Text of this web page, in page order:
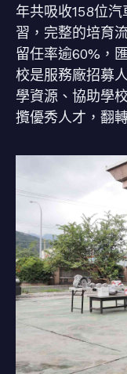
年共吸收158位
習，完整的培育
留任率逾60%，
校是服務廠招募
學資源、協助學
攬優秀人才，翻